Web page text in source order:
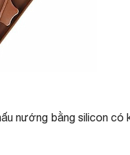
nướng bằng silicon có